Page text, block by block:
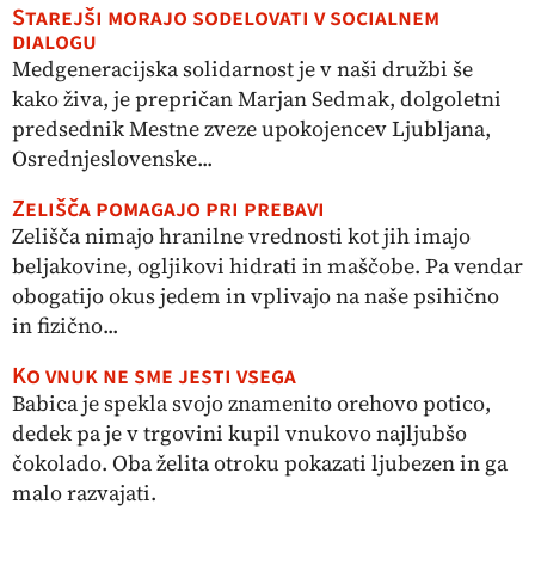
Starejši morajo sodelovati v socialnem
dialogu
Medgeneracijska solidarnost je v naši družbi še
kako živa, je prepričan Marjan Sedmak, dolgoletni
predsednik Mestne zveze upokojencev Ljubljana,
Osrednjeslovenske...
Zelišča pomagajo pri prebavi
Zelišča nimajo hranilne vrednosti kot jih imajo
beljakovine, ogljikovi hidrati in maščobe. Pa vendar
obogatijo okus jedem in vplivajo na naše psihično
in fizično...
Ko vnuk ne sme jesti vsega
Babica je spekla svojo znamenito orehovo potico,
dedek pa je v trgovini kupil vnukovo najljubšo
čokolado. Oba želita otroku pokazati ljubezen in ga
malo razvajati.